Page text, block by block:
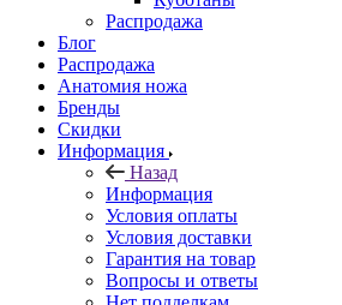
Распродажа
Блог
Распродажа
Анатомия ножа
Бренды
Скидки
Информация
Назад
Информация
Условия оплаты
Условия доставки
Гарантия на товар
Вопросы и ответы